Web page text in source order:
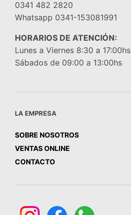
0341 482 2820
Whatsapp 0341-153081991
HORARIOS DE ATENCIÓN:
Lunes a Viernes 8:30 a 17:00hs
Sábados de 09:00 a 13:00hs
LA EMPRESA
SOBRE NOSOTROS
VENTAS ONLINE
CONTACTO